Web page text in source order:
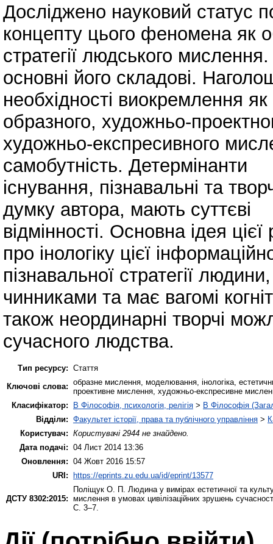
Досліджено науковий статус
концепту цього феномена як
стратегії людського
основні його складові.
необхідності виокремлення
образного, художньо-
художньо-експресивного
самобутність. Детермінанти
існування, пізнавальні та
думку автора, мають суттєві
відмінності. Основна ідея
про інологіку цієї
пізнавальної стратегії
чинниками та має вагомі
також неординарні творчі
сучасного людства.
Тип ресурсу: Стаття
Ключові слова: образне мислення, моделювання, інологіка,
проективне мислення, художньо-експресивне
Класифікатор:
B Філософія, психологія, релігія > B Філософія
Відділи: Факультет історії, права та публічного управління >
Користувач: Користувачі 2944 не знайдено.
Дата подачі: 04 Лист 2014 13:36
Оновлення: 04 Жовт 2016 15:57
URI: https://eprints.zu.edu.ua/id/eprint/13577
ДСТУ 8302:2015:
Поліщук О. П. Людина у вимірах естетичної та
мислення в умовах цивілізаційних зрушень
С. 3–7.